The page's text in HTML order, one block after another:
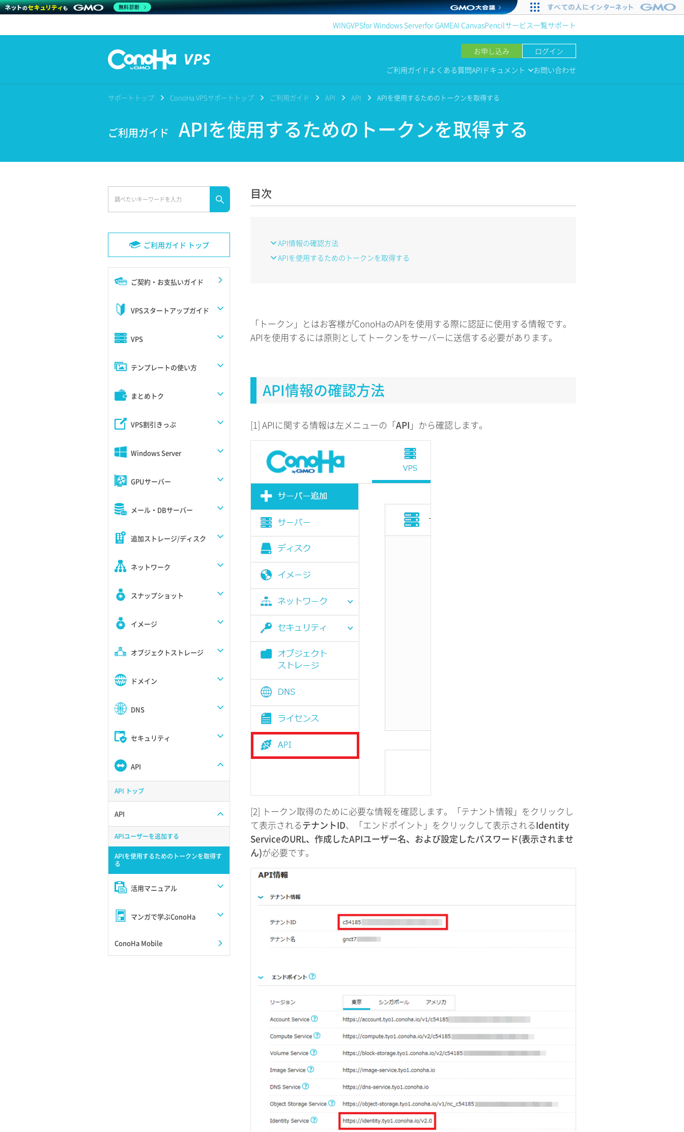
WINGVPSfor Windows Serverfor GAMEAI CanvasPencilサービス一覧サポート
お申し込み
ログイン
ご利用ガイド よくある質問APIドキュメント お問い合わせ
サポートトップ ConoHa VPSサポートトップ ご利用ガイド API API APIを使用するためのトークンを取得する
ご利用ガイド APIを使用するためのトークンを取得する
ご利用ガイド トップ
ご契約・お支払いガイド
VPSスタートアップガイド
VPS
テンプレートの使い方
まとめトク
VPS割引きっぷ
Windows Server
GPUサーバー
メール・DBサーバー
追加ストレージ/ディスク
ネットワーク
スナップショット
イメージ
オブジェクトストレージ
ドメイン
DNS
セキュリティ
API
API トップ
API
APIユーザーを追加する
APIを使用するためのトークンを取得す
る
活用マニュアル
マンガで学ぶConoHa
ConoHa Mobile
目次
API情報の確認方法
APIを使用するためのトークンを取得する
「トークン」とはお客様がConoHaのAPIを使用する際に認証に使用する情報です。
APIを使用するには原則としてトークンをサーバーに送信する必要があります。
API情報の確認方法
[1] APIに関する情報は左メニューの「API 」から確認します。
[2] トークン取得のために必要な情報を確認します。「テナント情報」をクリックし
て表示されるテナントID、「エンドポイント」をクリックして表示されるIdentity
ServiceのURL、作成したAPIユーザー名、および設定したパスワード(表示されませ
ん)が必要です。
無料診断